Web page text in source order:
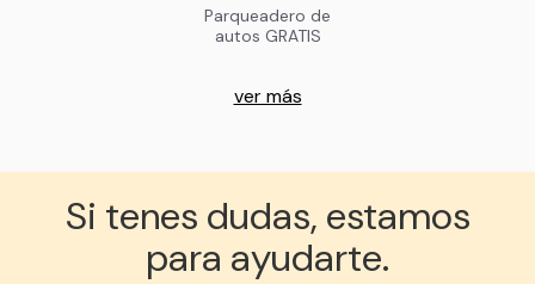
Parqueadero de
autos GRATIS
ver más
Si tenes dudas, estamos
para ayudarte.